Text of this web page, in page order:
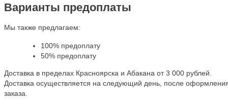
Варианты предоплаты
Мы также предлагаем:
100% предоплату
50% предоплату
Доставка в пределах Красноярска и Абакана от 3 000 рублей.
Доставка осуществляется на следующий день, после
заказа.